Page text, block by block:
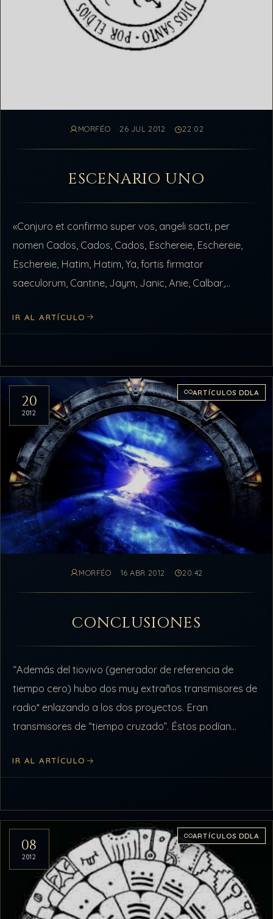
MORFÉO 26 JUL 2012 22:02
ESCENARIO UNO
«Conjuro et confirmo super vos, angeli sacti, per
nomen Cados, Cados, Cados, Eschereie, Eschereie,
Eschereie, Hatim, Hatim, Ya, fortis firmator
saeculorum, Cantine, Jaym, Janic, Anie, Calbar,
creávit pisces,…
IR AL ARTÍCULO
20
2012
ARTÍCULOS DDLA
MORFÉO 16 ABR 2012 20:42
CONCLUSIONES
“Además del tiovivo (generador de referencia de
tiempo cero) hubo dos muy extraños transmisores de
radio* enlazando a los dos proyectos. Eran
transmisores de “tiempo cruzado”. Éstos podían
IR AL ARTÍCULO
08
2012
ARTÍCULOS DDLA